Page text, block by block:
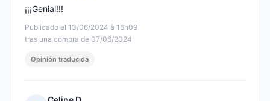
Publicado el 13/06/2024 à 16h09
tras una compra de 07/06/2024
¡¡¡Genial!!!
Opinión traducida